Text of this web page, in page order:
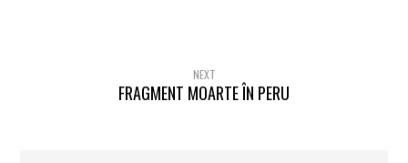
NEXT
FRAGMENT MOARTE ÎN PERU